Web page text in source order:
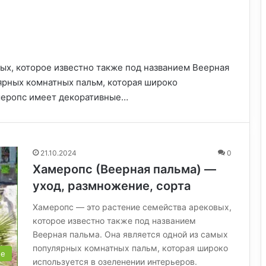
которое известно также под названием Веерная
комнатных пальм, которая широко
имеет декоративные…
21.10.2024 0
Хамеропс (Веерная пальма) —
уход, размножение, сорта
Хамеропс — это растение семейства арековых,
которое известно также под названием
Веерная пальма. Она является одной из самых
популярных комнатных пальм, которая широко
используется в озеленении интерьеров.